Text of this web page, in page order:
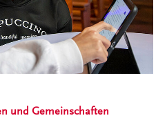
und Gemeinschaften